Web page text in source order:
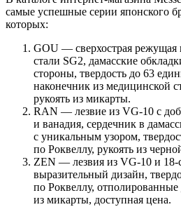
самые успешные серии японского
которых:
GOU — сверхострая режущая
стали SG2, дамасские
стороны, твердость до 63
наконечник из медицинской
рукоять из микарты.
RAN — лезвие из VG-10 с
и ванадия, сердечник в
с уникальным узором,
по Роквеллу, рукоять из
ZEN — лезвия из VG-10 и 18-
выразительный дизайн,
по Роквеллу, отполированные
из микарты, доступная цена.